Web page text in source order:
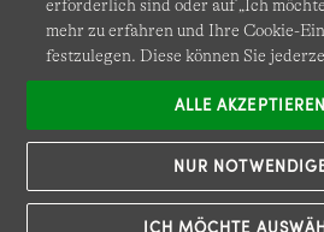
Google.
erforderlich sind oder auf „Ich möchte
mehr zu erfahren und Ihre Cookie-
festzulegen. Diese können Sie
ICH MÖCHTE
NUR
ALLE AKZEPTIEREN